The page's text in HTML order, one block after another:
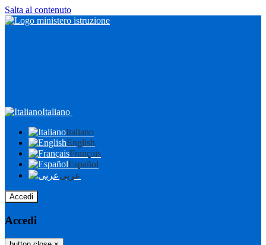
Salta al contenuto
Italiano
Italiano
English
Français
Español
عربى
Accedi
Accedi